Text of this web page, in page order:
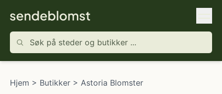
Hjem > Butikker > Astoria Blomster